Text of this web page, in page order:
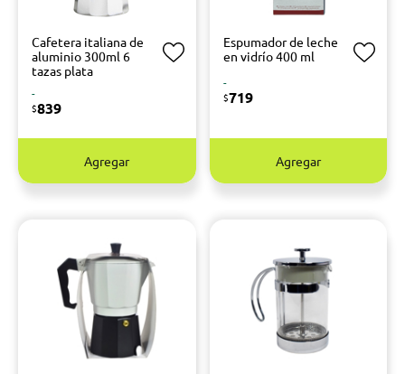
Cafetera italiana de
aluminio 300ml 6
tazas plata
-
$839
Agregar
Espumador de leche
en vidrío 400 ml
-
$719
Agregar